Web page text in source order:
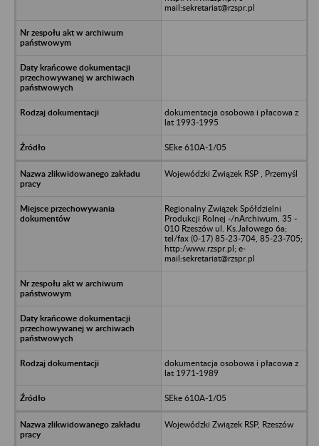
mail:sekretariat@rzspr.pl
dokumentacja osobowa i płacowa z
lat 1993-1995
SEke 610A-1/05
Wojewódzki Związek RSP , Przemyśl
Regionalny Związek Spółdzielni
Produkcji Rolnej -/nArchiwum, 35 -
010 Rzeszów ul. Ks.Jałowego 6a;
tel/fax (0-17) 85-23-704, 85-23-705;
http:/www.rzspr.pl; e-
mail:sekretariat@rzspr.pl
dokumentacja osobowa i płacowa z
lat 1971-1989
SEke 610A-1/05
Wojewódzki Związek RSP, Rzeszów